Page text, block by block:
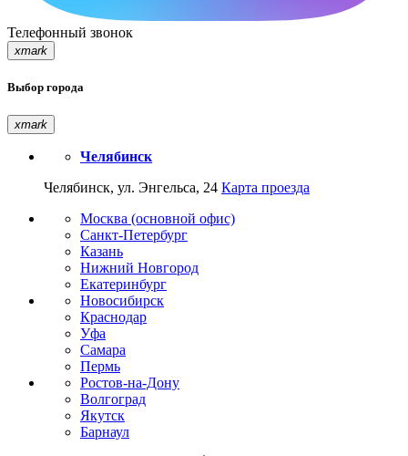
Телефонный звонок
xmark
Выбор города
xmark
Челябинск
Челябинск, ул. Энгельса, 24 Карта проезда
Москва (основной офис)
Санкт-Петербург
Казань
Нижний Новгород
Екатеринбург
Новосибирск
Краснодар
Уфа
Самара
Пермь
Ростов-на-Дону
Волгоград
Якутск
Барнаул